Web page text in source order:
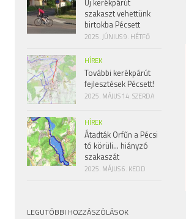
Új kerékpárút
szakaszt vehettünk
birtokba Pécsett
2025. JÚNIUS 9. HÉTFŐ
HÍREK
További kerékpárút
fejlesztések Pécsett!
2025. MÁJUS 14. SZERDA
HÍREK
Átadták Orfűn a Pécsi
tó körüli… hiányzó
szakaszát
2025. MÁJUS 6. KEDD
LEGUTÓBBI HOZZÁSZÓLÁSOK